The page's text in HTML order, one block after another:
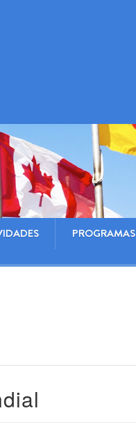
PROGRAMAS